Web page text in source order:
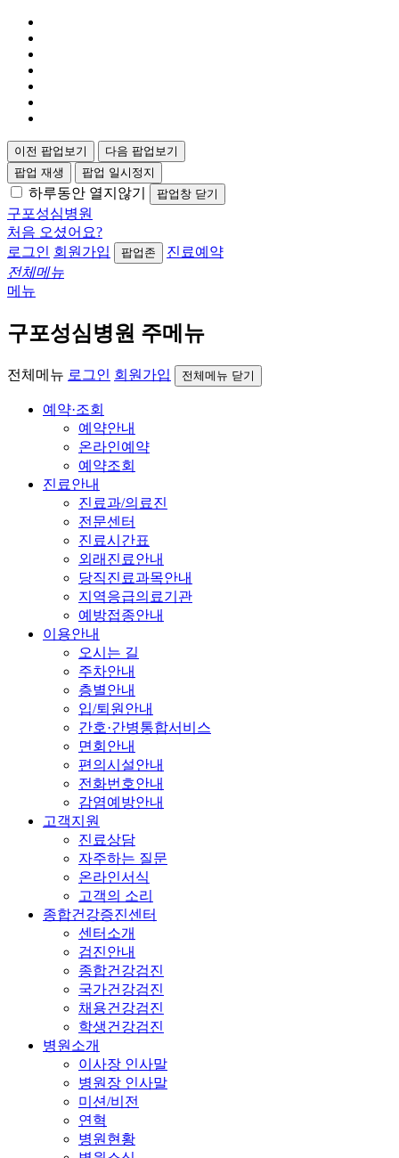
이전 팝업보기
다음 팝업보기
팝업 재생
팝업 일시정지
하루동안 열지않기 팝업창 닫기
구포성심병원
처음 오셨어요?
로그인 회원가입 팝업존
진료예약
전체메뉴
메뉴
구포성심병원 주메뉴
전체메뉴 로그인 회원가입 전체메뉴 닫기
예약·조회
예약안내
온라인예약
예약조회
진료안내
진료과/의료진
전문센터
진료시간표
외래진료안내
당직진료과목안내
지역응급의료기관
예방접종안내
이용안내
오시는 길
주차안내
층별안내
입/퇴원안내
간호·간병통합서비스
면회안내
편의시설안내
전화번호안내
감염예방안내
고객지원
진료상담
자주하는 질문
온라인서식
고객의 소리
종합건강증진센터
센터소개
검진안내
종합건강검진
국가건강검진
채용건강검진
학생건강검진
병원소개
이사장 인사말
병원장 인사말
미션/비전
연혁
병원현황